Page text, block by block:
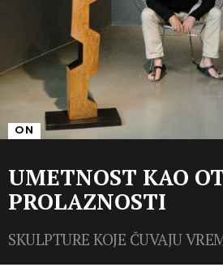
ON
UMETNOST KAO
PROLAZNOSTI
SKULPTURE KOJE ČUVAJU